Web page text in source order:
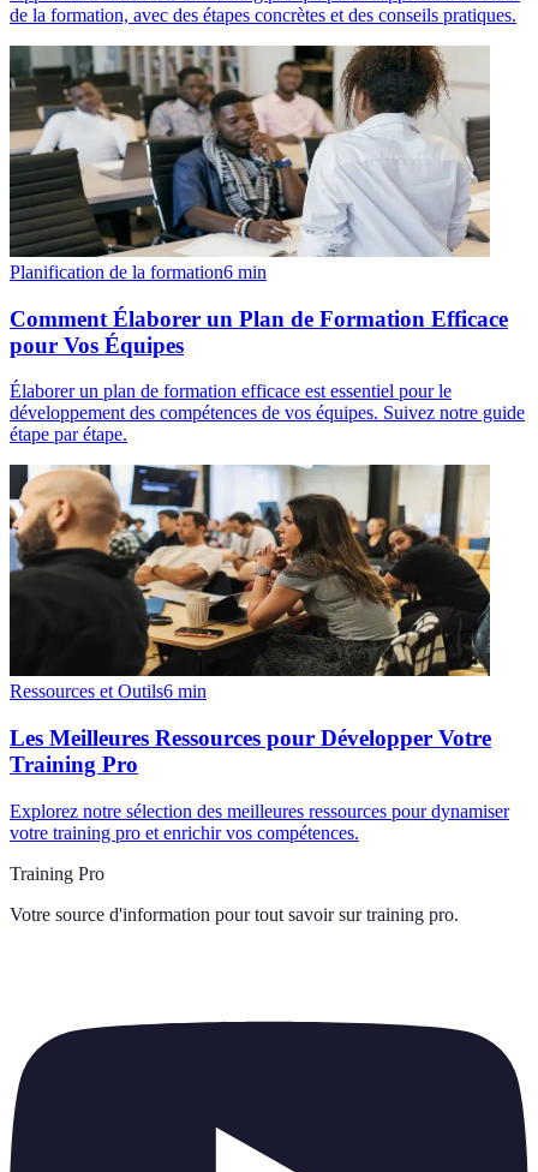
de la formation, avec des étapes concrètes et des conseils pratiques.
Planification de la formation6 min
Comment Élaborer un Plan de Formation Efficace
pour Vos Équipes
Élaborer un plan de formation efficace est essentiel pour le
développement des compétences de vos équipes. Suivez notre guide
étape par étape.
Ressources et Outils6 min
Les Meilleures Ressources pour Développer Votre
Training Pro
Explorez notre sélection des meilleures ressources pour dynamiser
votre training pro et enrichir vos compétences.
Training Pro
Votre source d'information pour tout savoir sur training pro.